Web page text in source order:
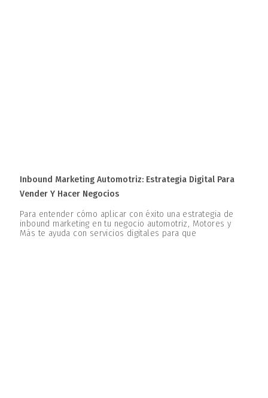
Inbound Marketing Automotriz: Estrategia Digital Para
Vender Y Hacer Negocios
Para entender cómo aplicar con éxito una estrategia de
inbound marketing en tu negocio automotriz, Motores y
Más te ayuda con servicios digitales para que